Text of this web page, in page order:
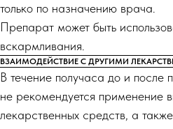
только по назначению врача.
Препарат может быть
вскармливания.
ВЗАИМОДЕЙСТВИЕ С ДРУГИМИ
В течение получаса до и после
не рекомендуется применение
лекарственных средств, а